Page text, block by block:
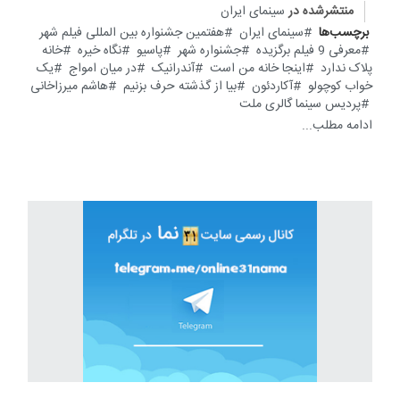
منتشرشده در سینمای ایران
برچسب‌ها
سینمای ایران
هفتمین جشنواره بین المللی فیلم شهر
معرفی 9 فیلم برگزیده
جشنواره شهر پاسیو نگاه خیره
خانه
پلاک ندارد
اینجا خانه من است آندرانیک در میان امواج
یک
خواب کوچولو
آکاردئون بیا از گذشته حرف بزنیم
هاشم میرزاخانی
پردیس سینما گالری ملت
ادامه مطلب...